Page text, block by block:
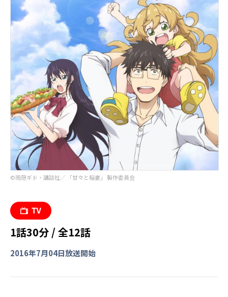
©︎雨隠ギド・講談社／ 「甘々と稲妻」 製作委員会
1話30分 / 全12話
2016年7月04日放送開始